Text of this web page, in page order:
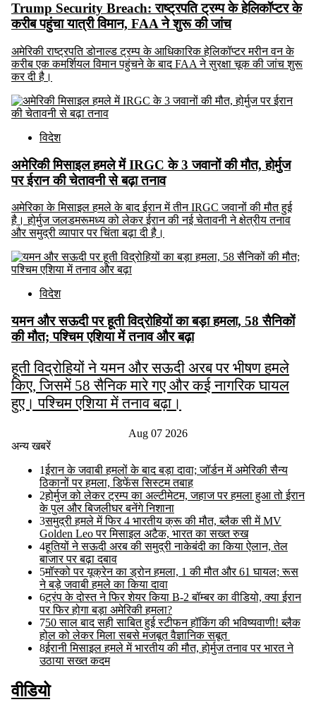
Trump Security Breach: राष्ट्रपति ट्रम्प के हेलिकॉप्टर के
करीब पहुंचा यात्री विमान, FAA ने शुरू की जांच
अमेरिकी राष्ट्रपति डोनाल्ड ट्रम्प के आधिकारिक हेलिकॉप्टर मरीन वन के
करीब एक कमर्शियल विमान पहुंचने के बाद FAA ने सुरक्षा चूक की जांच शुरू
कर दी है।
विदेश
अमेरिकी मिसाइल हमले में IRGC के 3 जवानों की मौत, होर्मुज
पर ईरान की चेतावनी से बढ़ा तनाव
अमेरिका के मिसाइल हमले के बाद ईरान में तीन IRGC जवानों की मौत हुई
है। होर्मुज जलडमरूमध्य को लेकर ईरान की नई चेतावनी ने क्षेत्रीय तनाव
और समुद्री व्यापार पर चिंता बढ़ा दी है।
विदेश
यमन और सऊदी पर हूती विद्रोहियों का बड़ा हमला, 58 सैनिकों
की मौत; पश्चिम एशिया में तनाव और बढ़ा
हूती विद्रोहियों ने यमन और सऊदी अरब पर भीषण हमले
किए, जिसमें 58 सैनिक मारे गए और कई नागरिक घायल
हुए। पश्चिम एशिया में तनाव बढ़ा।
Aug 07 2026
अन्य खबरें
1ईरान के जवाबी हमलों के बाद बड़ा दावा; जॉर्डन में अमेरिकी सैन्य
ठिकानों पर हमला, डिफेंस सिस्टम तबाह
2होर्मुज को लेकर ट्रम्प का अल्टीमेटम, जहाज पर हमला हुआ तो ईरान
के पुल और बिजलीघर बनेंगे निशाना
3समुद्री हमले में फिर 4 भारतीय क्रू की मौत, ब्लैक सी में MV
Golden Leo पर मिसाइल अटैक, भारत का सख्त रुख
4हूतियों ने सऊदी अरब की समुद्री नाकेबंदी का किया ऐलान, तेल
बाजार पर बढ़ा दबाव
5मॉस्को पर यूक्रेन का ड्रोन हमला, 1 की मौत और 61 घायल; रूस
ने बड़े जवाबी हमले का किया दावा
6ट्रंप के दोस्त ने फिर शेयर किया B-2 बॉम्बर का वीडियो, क्या ईरान
पर फिर होगा बड़ा अमेरिकी हमला?
750 साल बाद सही साबित हुई स्टीफन हॉकिंग की भविष्यवाणी! ब्लैक
होल को लेकर मिला सबसे मजबूत वैज्ञानिक सबूत
8ईरानी मिसाइल हमले में भारतीय की मौत, होर्मुज तनाव पर भारत ने
उठाया सख्त कदम
वीडियो